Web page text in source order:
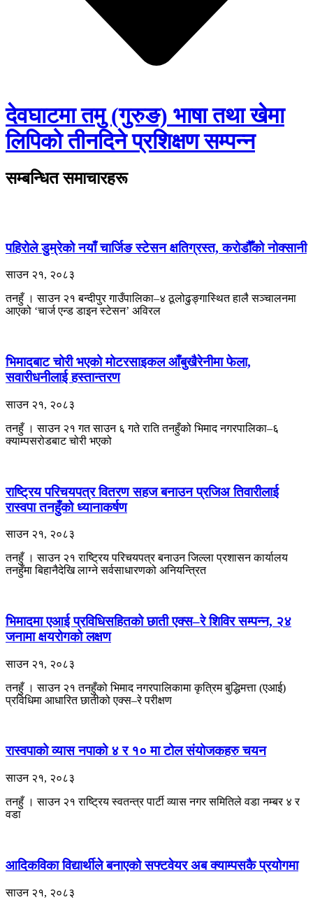
देवघाटमा तमु (गुरुङ) भाषा तथा खेमा
लिपिको तीनदिने प्रशिक्षण सम्पन्न
सम्बन्धित समाचारहरू
पहिरोले डुम्रेको नयाँ चार्जिङ स्टेसन क्षतिग्रस्त, करोडौँको नोक्सानी
साउन २१, २०८३
तनहुँ । साउन २१ बन्दीपुर गाउँपालिका–४ ठूलोढुङ्गास्थित हालै सञ्चालनमा
आएको ‘चार्ज एन्ड डाइन स्टेसन’ अविरल
भिमादबाट चोरी भएको मोटरसाइकल आँबुखैरेनीमा फेला,
सवारीधनीलाई हस्तान्तरण
साउन २१, २०८३
तनहुँ । साउन २१ गत साउन ६ गते राति तनहुँको भिमाद नगरपालिका–६
क्याम्पसरोडबाट चोरी भएको
राष्ट्रिय परिचयपत्र वितरण सहज बनाउन प्रजिअ तिवारीलाई
रास्वपा तनहुँको ध्यानाकर्षण
साउन २१, २०८३
तनहुँ । साउन २१ राष्ट्रिय परिचयपत्र बनाउन जिल्ला प्रशासन कार्यालय
तनहुँमा बिहानैदेखि लाग्ने सर्वसाधारणको अनियन्त्रित
भिमादमा एआई प्रविधिसहितको छाती एक्स–रे शिविर सम्पन्न, २४
जनामा क्षयरोगको लक्षण
साउन २१, २०८३
तनहुँ । साउन २१ तनहुँको भिमाद नगरपालिकामा कृत्रिम बुद्धिमत्ता (एआई)
प्रविधिमा आधारित छातीको एक्स–रे परीक्षण
रास्वपाको व्यास नपाको ४ र १० मा टोल संयोजकहरु चयन
साउन २१, २०८३
तनहुँ । साउन २१ राष्ट्रिय स्वतन्त्र पार्टी व्यास नगर समितिले वडा नम्बर ४ र
वडा
आदिकविका विद्यार्थीले बनाएको सफ्टवेयर अब क्याम्पसकै प्रयोगमा
साउन २१, २०८३